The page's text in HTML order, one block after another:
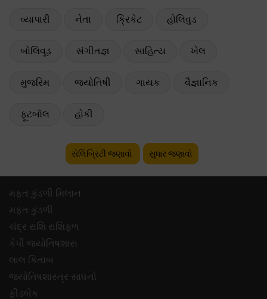
વ્યાપારી નેતા ક્રિકેટ હોલિવુડ
બોલિવૂડ સંગીતજ્ઞ સાહિત્ય ખેલ
મુજરિમ જ્યોતિષી ગાયક વૈજ્ઞાનિક
ફૂટબૉલ હોકી
સેલિબ્રિટી જણાવો સુધાર જણાવો
મફ્ત કુંડળી મિલાન
મફ્ત કુંડળી
ચંદ્ર રાશિ રાશિફળ
કેપી જ્યોતિષશાસ
લાલ કિતાબ
જ્યોતિષશાસ્ત્ર સાધનો
ફીડબેક